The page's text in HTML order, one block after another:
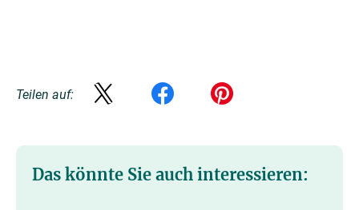
Teilen auf:
Das könnte Sie auch interessieren: